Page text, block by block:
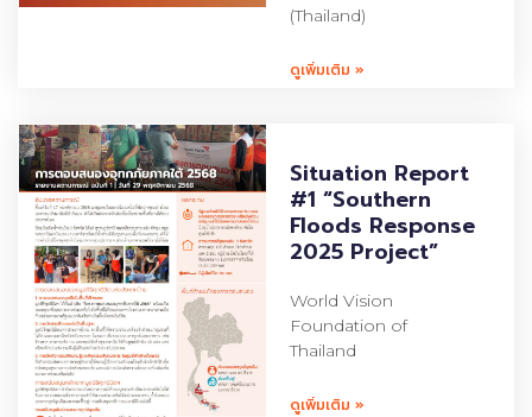
(Thailand)
ดูเพิ่มเติม »
Situation Report
#1 “Southern
Floods Response
2025 Project”
World Vision
Foundation of
Thailand
ดูเพิ่มเติม »